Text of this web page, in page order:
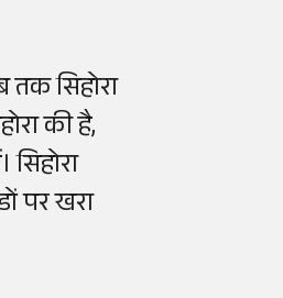
सिहोरा
की है,
पर खरा